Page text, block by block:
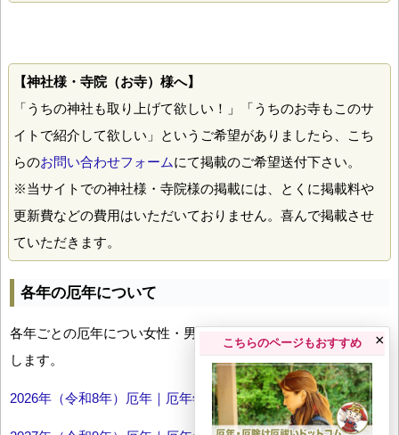
【神社様・寺院（お寺）様へ】
「うちの神社も取り上げて欲しい！」「うちのお寺もこのサ
イトで紹介して欲しい」というご希望がありましたら、こち
らのお問い合わせフォームにて掲載のご希望送付下さい。
※当サイトでの神社様・寺院様の掲載には、とくに掲載料や
更新費などの費用はいただいておりません。喜んで掲載させ
ていただきます。
各年の厄年について
各年ごとの厄年につい女性・男性の年齢早見表とともにお伝え
します。
2026年（令和8年）厄年｜厄年年齢早見表
こちらのページもおすすめ ×